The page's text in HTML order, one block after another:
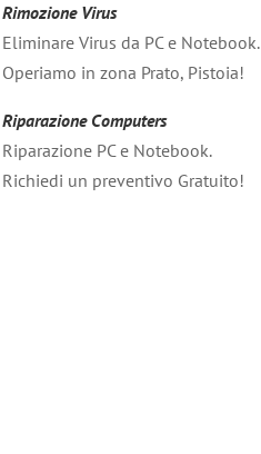
Rimozione Virus
Eliminare Virus da PC e Notebook.
Operiamo in zona Prato, Pistoia!
Riparazione Computers
Riparazione PC e Notebook.
Richiedi un preventivo Gratuito!